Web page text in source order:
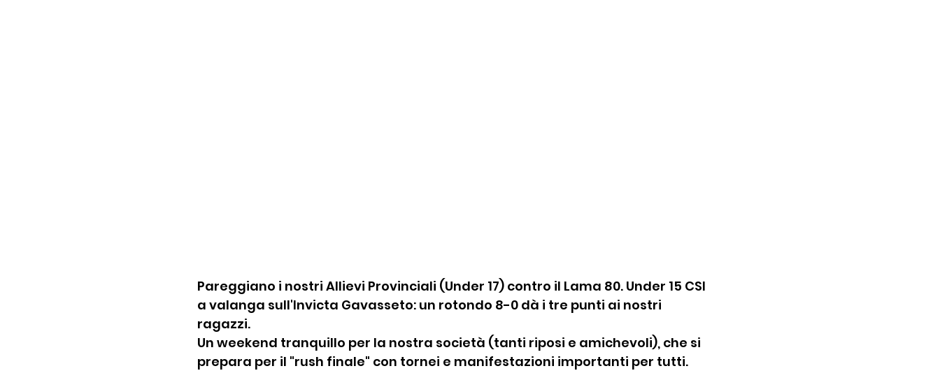
Pareggiano i nostri Allievi Provinciali (Under 17) contro il Lama 80. Under 15 CSI
a valanga sull'Invicta Gavasseto: un rotondo 8-0 dà i tre punti ai nostri
ragazzi.
Un weekend tranquillo per la nostra società (tanti riposi e amichevoli), che si
prepara per il "rush finale" con tornei e manifestazioni importanti per tutti.